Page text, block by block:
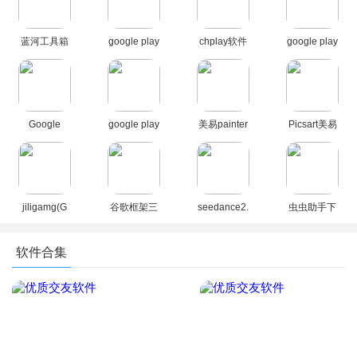
蓝河工具箱
官方下载
2026最新版
google play
商店2026官
chplay软件
下载
apk(Google
google play
商店下载官
方安卓版
Google
Play 谷歌商
店paypal下
google play
商店应用
app最新版
美易painter
软件下载官
方正版
Picsart美易
正版下载免
费版中文版
jiligamg(G
版2025
谷歌框架三
seedance2.
虫虫助手下
软件合集